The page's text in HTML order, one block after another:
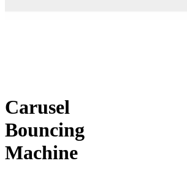
Carusel
Bouncing
Machine